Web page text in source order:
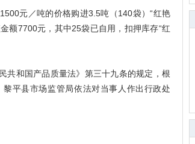
元／吨的价格购进3.5吨（140袋）“红艳
额7700元，其中25袋已自用，扣押库存“红
和国产品质量法》第三十九条的规定，根
平县市场监管局依法对当事人作出行政处